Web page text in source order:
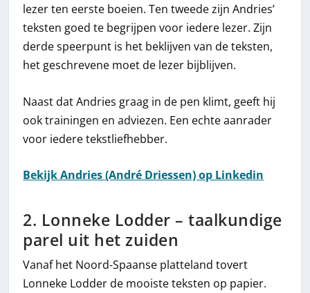
lezer ten eerste boeien. Ten tweede zijn Andries’
teksten goed te begrijpen voor iedere lezer. Zijn
derde speerpunt is het beklijven van de teksten,
het geschrevene moet de lezer bijblijven.
Naast dat Andries graag in de pen klimt, geeft hij
ook trainingen en adviezen. Een echte aanrader
voor iedere tekstliefhebber.
Bekijk Andries (André Driessen) op Linkedin
2. Lonneke Lodder – taalkundige
parel uit het zuiden
Vanaf het Noord-Spaanse platteland tovert
Lonneke Lodder de mooiste teksten op papier.